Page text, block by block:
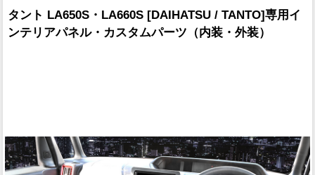
タント LA650S・LA660S [DAIHATSU / TANTO]専用イ
ンテリアパネル・カスタムパーツ（内装・外装）